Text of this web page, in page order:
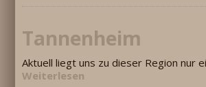
Tannenheim
Aktuell liegt uns zu dieser Region nur
Weiterlesen